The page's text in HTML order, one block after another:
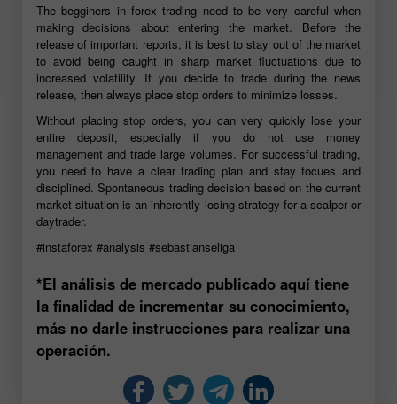
The begginers in forex trading need to be very careful when
making decisions about entering the market. Before the
release of important reports, it is best to stay out of the market
to avoid being caught in sharp market fluctuations due to
increased volatility. If you decide to trade during the news
release, then always place stop orders to minimize losses.
Without placing stop orders, you can very quickly lose your
entire deposit, especially if you do not use money
management and trade large volumes. For successful trading,
you need to have a clear trading plan and stay focues and
disciplined. Spontaneous trading decision based on the current
market situation is an inherently losing strategy for a scalper or
daytrader.
#instaforex #analysis #sebastianseliga
*El análisis de mercado publicado aquí tiene
la finalidad de incrementar su conocimiento,
más no darle instrucciones para realizar una
operación.